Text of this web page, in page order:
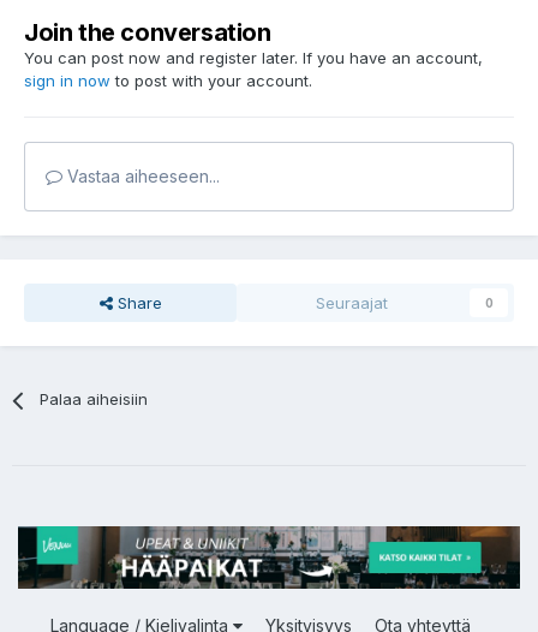
Join the conversation
You can post now and register later. If you have an account,
sign in now to post with your account.
Vastaa aiheeseen...
Share Seuraajat 0
Palaa aiheisiin
Language / Kielivalinta Yksityisyys Ota yhteyttä